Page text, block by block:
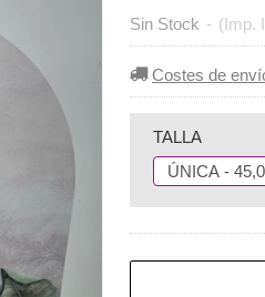
Sin Stock - (Imp.
Costes de
TALLA